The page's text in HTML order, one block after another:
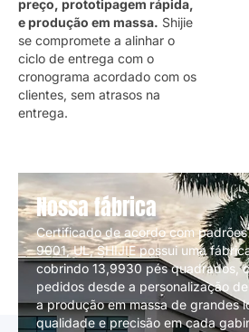
preço, prototipagem rápida,
e produção em massa. Shijie
se compromete a alinhar o
ciclo de entrega com o
cronograma acordado com os
clientes, sem atrasos na
entrega.
Nossa fábrica
Certificado de acordo com
9001, UL, SHIJIE possui uma
cobrindo 13,9930 pés quadrados,
pedidos desde a personalização
a produção em massa de grandes
qualidade e precisão em cada